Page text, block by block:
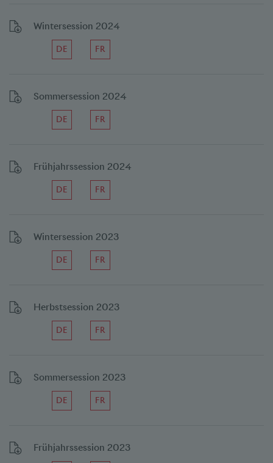
Wintersession 2024
DE FR
Sommersession 2024
DE FR
Frühjahrssession 2024
DE FR
Wintersession 2023
DE FR
Herbstsession 2023
DE FR
Sommersession 2023
DE FR
Frühjahrssession 2023